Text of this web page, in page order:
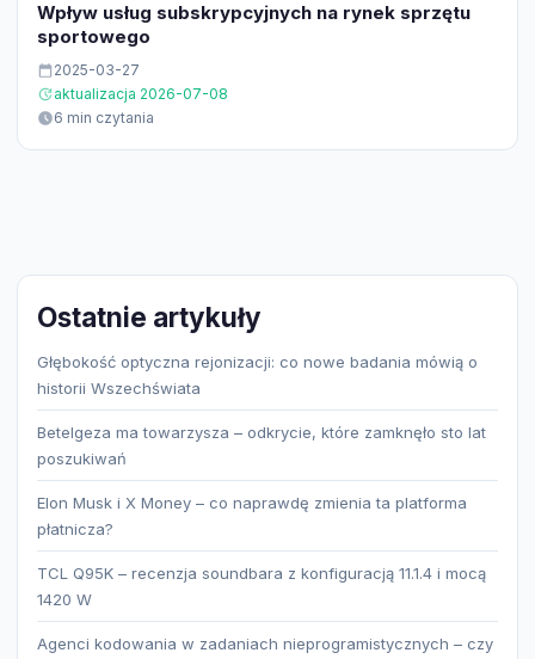
Wpływ usług subskrypcyjnych na rynek sprzętu
sportowego
2025-03-27
aktualizacja 2026-07-08
6 min czytania
Ostatnie artykuły
Głębokość optyczna rejonizacji: co nowe badania mówią o
historii Wszechświata
Betelgeza ma towarzysza – odkrycie, które zamknęło sto lat
poszukiwań
Elon Musk i X Money – co naprawdę zmienia ta platforma
płatnicza?
TCL Q95K – recenzja soundbara z konfiguracją 11.1.4 i mocą
1420 W
Agenci kodowania w zadaniach nieprogramistycznych – czy